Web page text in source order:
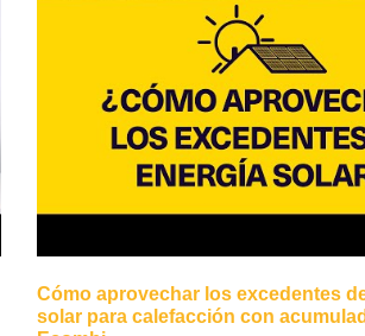
Cómo aprovechar los excedentes
solar para calefacción con